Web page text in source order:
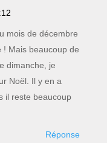
mois de décembre
! Mais beaucoup de
dimanche, je
Noël. Il y en a
il reste beaucoup
Réponse